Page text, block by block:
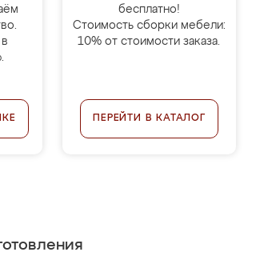
бесплатно!
Стоимость сборки мебели:
10% от стоимости заказа.
ПЕРЕЙТИ В КАТАЛОГ